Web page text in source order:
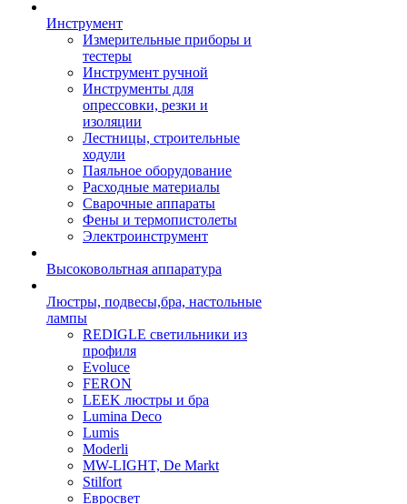
Инструмент
Измерительные приборы и
тестеры
Инструмент ручной
Инструменты для
опрессовки, резки и
изоляции
Лестницы, строительные
ходули
Паяльное оборудование
Расходные материалы
Сварочные аппараты
Фены и термопистолеты
Электроинструмент
Высоковольтная аппаратура
Люстры, подвесы,бра, настольные
лампы
REDIGLE светильники из
профиля
Evoluce
FERON
LEEK люстры и бра
Lumina Deco
Lumis
Moderli
MW-LIGHT, De Markt
Stilfort
Евросвет